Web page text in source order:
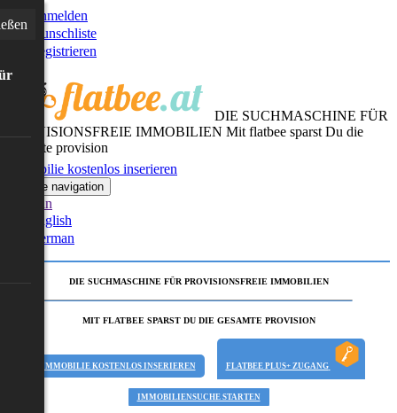
Anmelden
Wunschliste
Registrieren
DIE SUCHMASCHINE FÜR
PROVISIONSFREIE IMMOBILIEN Mit flatbee sparst Du die
gesamte provision
Immobilie kostenlos inserieren
Toggle navigation
German
English
German
DIE SUCHMASCHINE FÜR PROVISIONSFREIE IMMOBILIEN
MIT FLATBEE SPARST DU DIE GESAMTE PROVISION
IMMOBILIE KOSTENLOS INSERIEREN FLATBEE PLUS+ ZUGANG
IMMOBILIENSUCHE STARTEN